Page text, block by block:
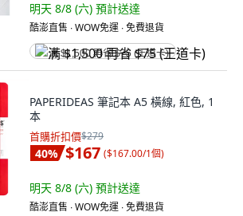
明天 8/8 (六) 預計送達
酷澎直售 ∙ WOW免運 ∙ 免費退貨
满 $1,500 再省 $75 (王道卡)
PAPERIDEAS 筆記本 A5 橫線, 紅色, 1
本
首購折扣價$279
40% $167 ($167.00/1個)
明天 8/8 (六) 預計送達
酷澎直售 ∙ WOW免運 ∙ 免費退貨